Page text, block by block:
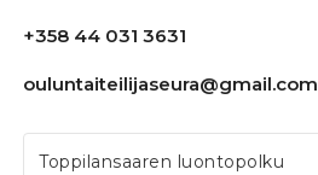
+358 44 031 3631
ouluntaiteilijaseura@gmail.com
Toppilansaaren luontopolku